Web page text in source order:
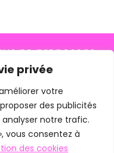
privée
votre
des publicités
notre trafic.
vous consentez à
des cookies
ne proposons
(placés en
03/26, ils
depuis le
avec
de me